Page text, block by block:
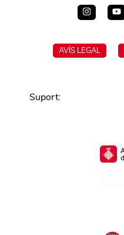
AVÍS LEGAL
Suport: